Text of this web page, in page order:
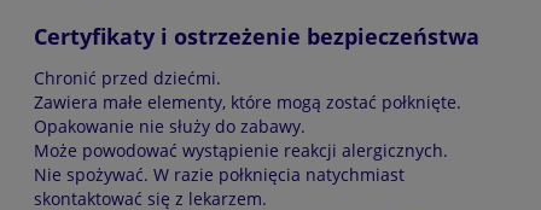
Certyfikaty i ostrzeżenie bezpieczeństwa
Chronić przed dziećmi.
Zawiera małe elementy, które mogą zostać połknięte.
Opakowanie nie służy do zabawy.
Może powodować wystąpienie reakcji alergicznych.
Nie spożywać. W razie połknięcia natychmiast
skontaktować się z lekarzem.